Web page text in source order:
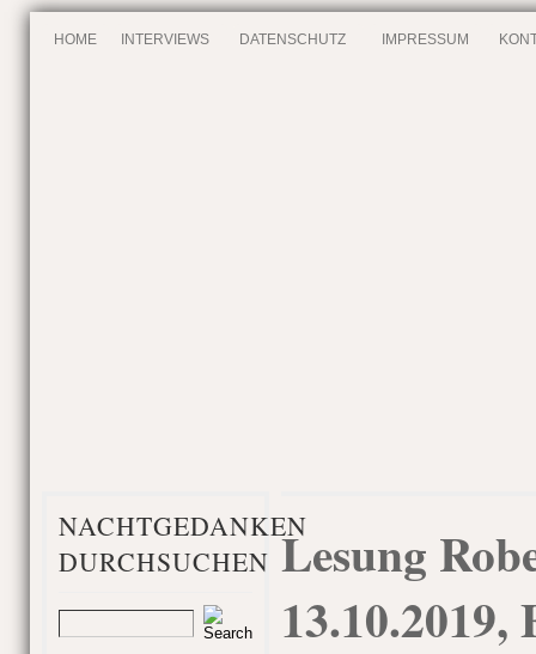
HOME INTERVIEWS DATENSCHUTZ IMPRESSUM
NACHTGEDANKEN
DURCHSUCHEN Lesung
13.10.2019,